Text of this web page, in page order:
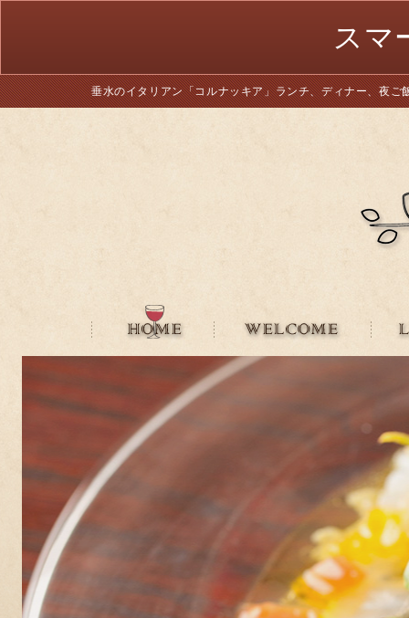
スマ
垂水のイタリアン「コルナッキア」ランチ、ディナー、夜ご